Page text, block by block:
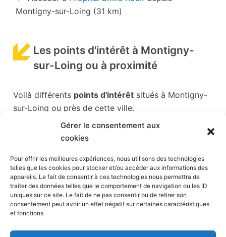
Gérer le consentement aux
cookies
Pour offrir les meilleures expériences, nous utilisons des technologies
telles que les cookies pour stocker et/ou accéder aux informations des
appareils. Le fait de consentir à ces technologies nous permettra de
traiter des données telles que le comportement de navigation ou les ID
uniques sur ce site. Le fait de ne pas consentir ou de retirer son
consentement peut avoir un effet négatif sur certaines caractéristiques
et fonctions.
Montigny-sur-Loing (31 km)
Les points d'intérêt à Montigny-
sur-Loing ou à proximité
Voilà différents points d'intérêt situés à Montigny-
sur-Loing ou près de cette ville.
Les points d'intérêts sont généralement bien
desservis en matière de transports. Si vous cliquez
sur l'un des liens ci-dessous, vous en saurez plus
sur l'accessibilité en taxi et la proximité des
stations de taxis du point d'intérêt en question.
Parc Babyland(20 km)
Hippodrome de Paris-Vincennes(36 km)